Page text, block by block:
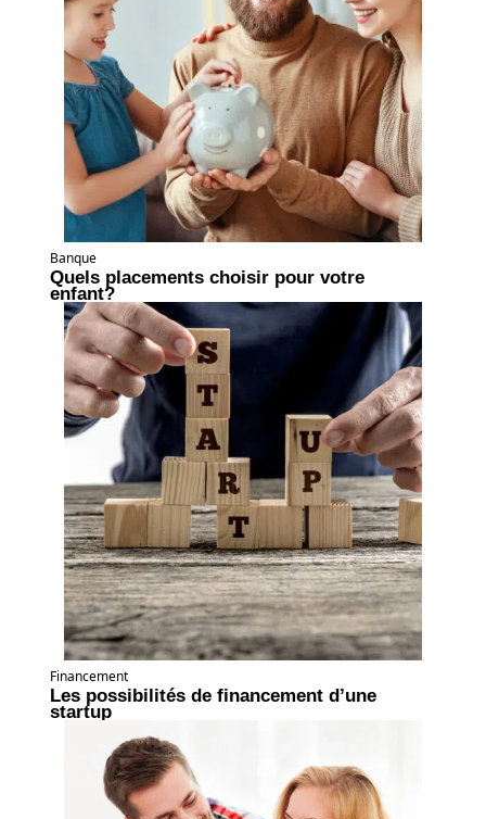
Banque
Quels placements choisir pour votre
enfant?
Financement
Les possibilités de financement d’une
startup